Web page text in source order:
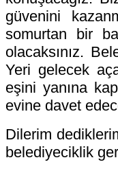
güvenini
somurtan bir
olacaksınız.
Yeri gelecek
eşini yanına
evine davet
Dilerim
belediyeciklik